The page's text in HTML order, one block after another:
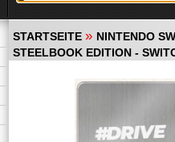
STARTSEITE » NINTENDO
STEELBOOK EDITION -